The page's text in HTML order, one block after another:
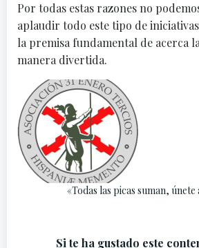
Por todas estas razones no
aplaudir todo este tipo de
la premisa fundamental de acerca
manera divertida.
«Todas las picas suman,
Si te ha gustado este